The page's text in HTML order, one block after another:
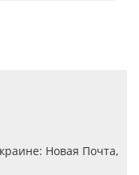
Новая Почта,